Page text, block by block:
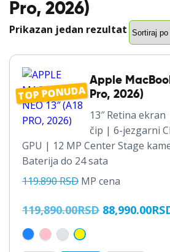
Pro, 2026)
Prikazan jedan rezultat
TOP PONUDA
Apple
Pro, 2026)
13″ Retina
čip | 6-jezgarni
GPU | 12 MP Center Stage
Baterija do 24 sata
119.890 RSD MP cena
119,890.00RSD 88,990.00